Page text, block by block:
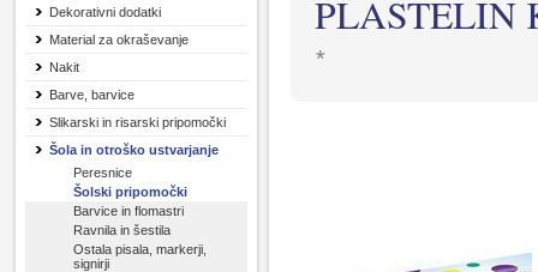
Dekorativni dodatki
Material za okraševanje
Nakit
Barve, barvice
Slikarski in risarski pripomočki
Šola in otroško ustvarjanje
Peresnice
Šolski pripomočki
Barvice in flomastri
Ravnila in šestila
Ostala pisala, markerji,
signirji
PLASTELIN
*